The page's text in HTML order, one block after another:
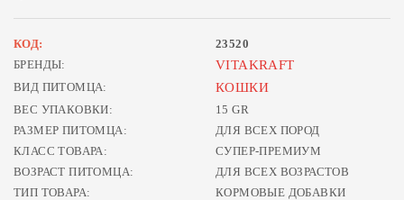
КОД:
23520
БРЕНДЫ:
VITAKRAFT
ВИД ПИТОМЦА: КОШКИ
ВЕС УПАКОВКИ:
15 GR
РАЗМЕР ПИТОМЦА:
ДЛЯ ВСЕХ ПОРОД
КЛАСС ТОВАРА:
СУПЕР-ПРЕМИУМ
ВОЗРАСТ ПИТОМЦА:
ДЛЯ ВСЕХ ВОЗРАСТОВ
ТИП ТОВАРА:
КОРМОВЫЕ ДОБАВКИ